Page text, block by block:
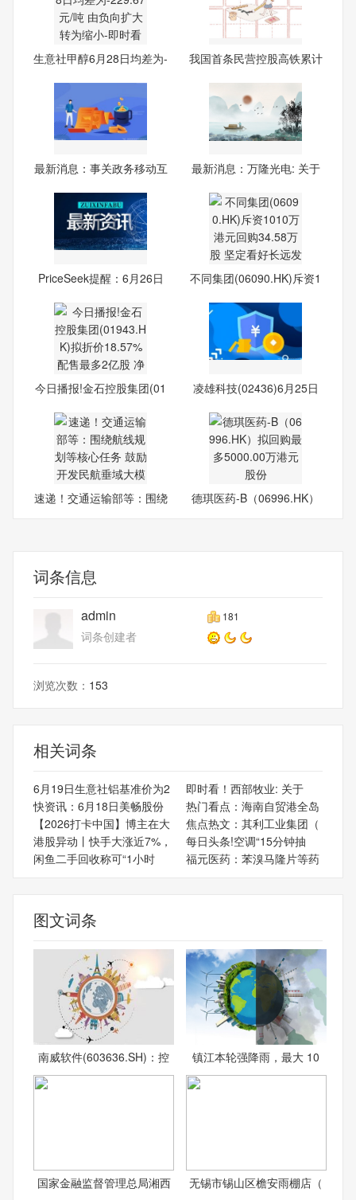
生意社甲醇6月28日均差为-
我国首条民营控股高铁累计
最新消息：事关政务移动互
最新消息：万隆光电: 关于
PriceSeek提醒：6月26日
不同集团(06090.HK)斥资1
今日播报!金石控股集团(01
凌雄科技(02436)6月25日
速递！交通运输部等：围绕
德琪医药-B（06996.HK）
词条信息
admin 181
词条创建者
浏览次数： 153
相关词条
6月19日生意社铝基准价为2
即时看！西部牧业: 关于
快资讯：6月18日美畅股份
热门看点：海南自贸港全岛
【2026打卡中国】博主在大
焦点热文：其利工业集团（
港股异动丨快手大涨近7%，
每日头条!空调“15分钟抽
闲鱼二手回收称可“1小时
福元医药：苯溴马隆片等药
图文词条
南威软件(603636.SH)：控 镇江本轮强降雨，最大 10
国家金融监督管理总局湘西 无锡市锡山区檐安雨棚店（